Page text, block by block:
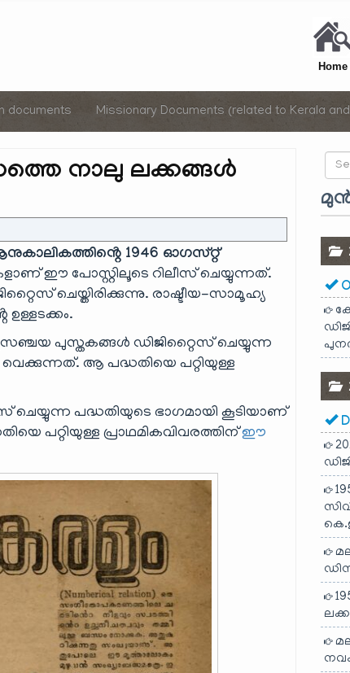
Home
documents Missionary Documents (related to Kerala
നാലു ലക്കങ്ങൾ
1946 ഓഗസ്റ്റ്
ഈ പോസ്റ്റിലൂടെ റിലീസ് ചെയ്യുന്നത്.
ചെയ്തിരിക്കുന്നു. രാഷ്ടീയ-സാമൂഹ്യ
പുസ്തകങ്ങൾ ഡിജിറ്റൈസ് ചെയ്യുന്ന
ആ പദ്ധതിയെ പറ്റിയുള്ള
പദ്ധതിയുടെ ഭാഗമായി കൂടിയാണ്
പറ്റിയുള്ള പ്രാഥമികവിവരത്തിന്ഈ
for